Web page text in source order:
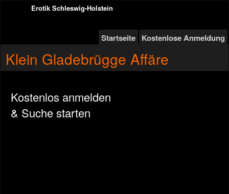
Erotik Schleswig-Holstein
Startseite Kostenlose Anmeldung
Klein Gladebrügge Affäre
Kostenlos anmelden
& Suche starten